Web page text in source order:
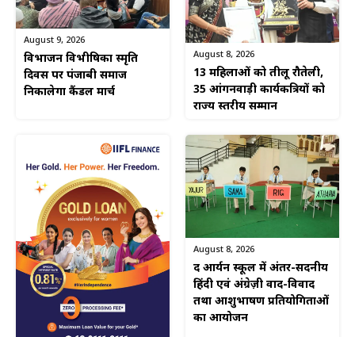
August 9, 2026
विभाजन विभीषिका स्मृति
दिवस पर पंजाबी समाज
निकालेगा कैंडल मार्च
August 8, 2026
13 महिलाओं को तीलू रौतेली,
35 आंगनवाड़ी कार्यकत्रियों को
राज्य स्तरीय सम्मान
August 8, 2026
द आर्यन स्कूल में अंतर-सदनीय
हिंदी एवं अंग्रेज़ी वाद-विवाद
तथा आशुभाषण प्रतियोगिताओं
का आयोजन